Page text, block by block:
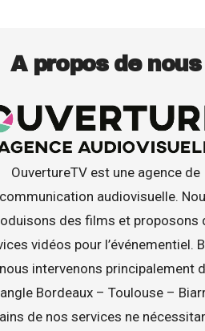
A propos de nous
OuvertureTV est une agence de
communication audiovisuelle.
des films et proposons
vidéos pour l’événementiel.
intervenons principalement
Bordeaux – Toulouse –
de nos services ne